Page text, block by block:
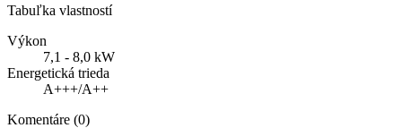
Tabuľka vlastností
Výkon
7,1 - 8,0 kW
Energetická trieda
A+++/A++
Komentáre (0)